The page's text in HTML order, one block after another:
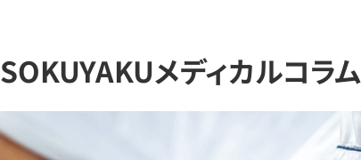
SOKUYAKUメディカルコラム